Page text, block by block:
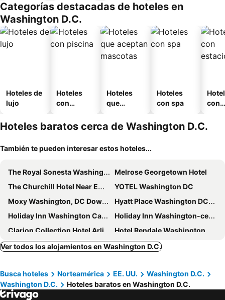
Categorías destacadas de hoteles en
Washington D.C.
Hoteles de
lujo
Hoteles
con
Hoteles
que
mascotas
Hoteles
con spa
con
Hoteles baratos cerca de Washington D.C.
También te pueden interesar estos hoteles...
The Royal Sonesta Washington DC Dupont Circle
Melrose Georgetown Hotel
The Churchill Hotel Near Embassy Row
YOTEL Washington DC
Moxy Washington, DC Downtown
Hyatt Place Washington DC/US Capitol
Holiday Inn Washington Capitol - Natl Mall By Ihg
Holiday Inn Washington-central/white House By Ihg
Clarion Collection Hotel Arlington Court Suites
Hotel Rendale Washington DC
District Hotel
Sheraton Pentagon City Hotel
Hamilton Hotel - Washington DC
Washington Plaza Hotel
Embassy Suites by Hilton Washington DC Chevy Chase Pavilion
Embassy Suites by Hilton Washington DC Convention Center
Ver todos los alojamientos en Washington D.C.
Busca hoteles Norteamérica EE. UU.
Washington D.C.
Washington D.C.
Hoteles baratos en Washington D.C.